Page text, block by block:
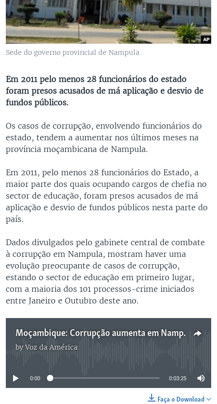
Sede do governo provincial de Nampula
Em 2011 pelo menos 28 funcionários do estado
foram presos acusados de má aplicação e desvio de
fundos públicos.
Os casos de corrupção, envolvendo funcionários do
estado, tendem a aumentar nos últimos meses na
província moçambicana de Nampula.
Em 2011, pelo menos 28 funcionários do Estado, a
maior parte dos quais ocupando cargos de chefia no
sector de educação, foram presos acusados de má
aplicação e desvio de fundos públicos nesta parte do
país.
Dados divulgados pelo gabinete central de combate
à corrupção em Nampula, mostram haver uma
evolução preocupante de casos de corrupção,
estando o sector de educação em primeiro lugar,
com a maioria dos 101 processos-crime iniciados
entre Janeiro e Outubro deste ano.
Moçambique: Corrupção aumenta em Nampula
byVoz da América
No media source currently available
0:00 0:03:25
Faça o Download